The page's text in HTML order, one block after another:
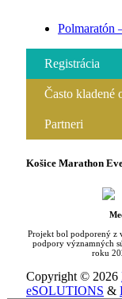
Polmaratón
Registrácia
Často kladené
Partneri
Košice Marathon
Projekt bol podporený z
podpory významných
roku
Copyright © 2026
eSOLUTIONS &